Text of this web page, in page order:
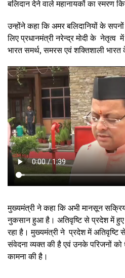
बलिदान देने वाले महानायकों का स्मरण
उन्होंने कहा कि अमर बलिदानियों के
लिए प्रधानमंत्री नरेन्द्र मोदी के नेतृत्व
भारत समर्थ, समरस एवं शक्तिशाली
मुख्यमंत्री ने कहा कि अभी मानसून
नुकसान हुआ है। अतिवृष्टि से प्रदेश में
रहा है। मुख्यमंत्री ने प्रदेश में अतिवृष्टि
संवेदना व्यक्त की है एवं उनके परिजनों को
कामना की है।